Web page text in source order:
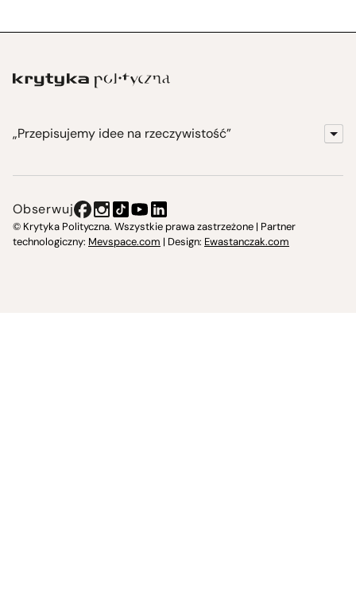
„Przepisujemy idee na rzeczywistość”
Instytut Krytyki Politycznej
Obserwuj
© Krytyka Polityczna. Wszystkie prawa zastrzeżone | Partner
technologiczny: Mevspace.com | Design: Ewastanczak.com